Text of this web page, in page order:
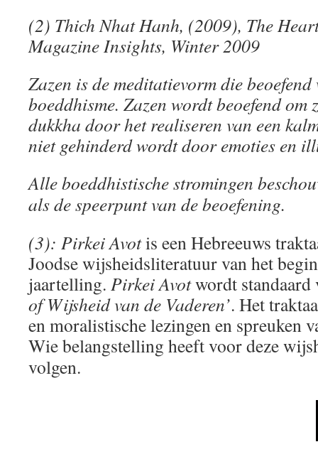
(2) Thich Nhat Hanh, (2009), The
Magazine Insights, Winter 2009
Zazen is de meditatievorm die
boeddhisme. Zazen wordt beoefend om
dukkha door het realiseren van een
niet gehinderd wordt door emoties en
Alle boeddhistische stromingen
als de speerpunt van de beoefening.
(3): Pirkei Avotis een Hebreeuws
Joodse wijsheidsliteratuur van het
jaartelling. Pirkei Avotwordt standaard
of Wijsheid van de Vaderen’. Het
en moralistische lezingen en spreuken
Wie belangstelling heeft voor deze
volgen.